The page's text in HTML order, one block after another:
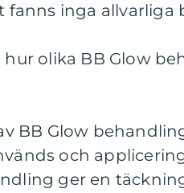
fanns inga allvarliga
hur olika BB Glow
BB Glow
och
ger en